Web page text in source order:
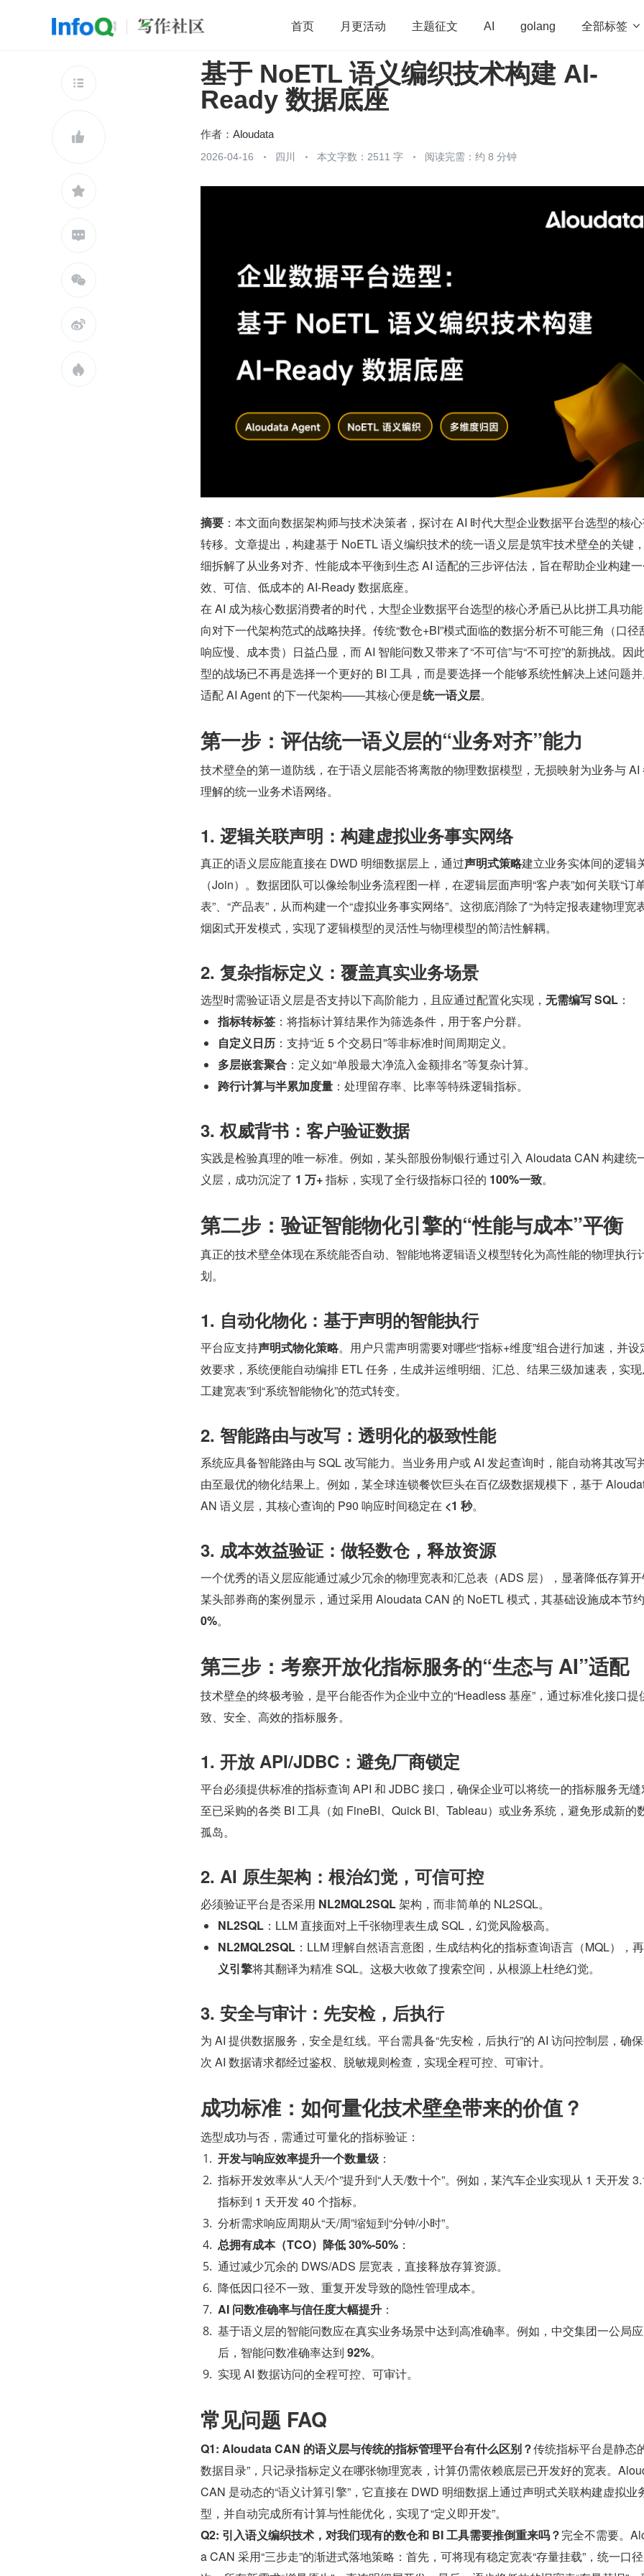
首页 月更活动 主题征文 AI golang 全部标签 
开源 架构 OpenHarmony 算法 学习方法 Web3.0
团队管理 程序员 运维
查看更多







基于 NoETL 语义编织技术构建 AI-
Ready 数据底座
作者： Aloudata
2026-04-16 四川 本文字数：2511 字 阅读完需：约 8 分钟
摘要 ：本文面向数据架构师与技术决策者，探讨在 AI 时代大型企业数据平台选型的核
转移。文章提出，构建基于 NoETL 语义编织技术的统一语义层是筑牢技术壁垒的关键
细拆解了从业务对齐、性能成本平衡到生态 AI 适配的三步评估法，旨在帮助企业构建
效、可信、低成本的 AI-Ready 数据底座。
在 AI 成为核心数据消费者的时代，大型企业数据平台选型的核心矛盾已从比拼工具功
向对下一代架构范式的战略抉择。传统“数仓+BI”模式面临的数据分析不可能三角（口径
响应慢、成本贵）日益凸显，而 AI 智能问数又带来了“不可信”与“不可控”的新挑战。因
型的战场已不再是选择一个更好的 BI 工具，而是要选择一个能够系统性解决上述问题
适配 AI Agent 的下一代架构——其核心便是统一语义层。
第一步：评估统一语义层的“业务对齐”能力
技术壁垒的第一道防线，在于语义层能否将离散的物理数据模型，无损映射为业务与 AI
理解的统一业务术语网络。
1. 逻辑关联声明：构建虚拟业务事实网络
真正的语义层应能直接在 DWD 明细数据层上，通过声明式策略建立业务实体间的逻辑
（Join）。数据团队可以像绘制业务流程图一样，在逻辑层面声明“客户表”如何关联“订
表”、“产品表”，从而构建一个“虚拟业务事实网络”。这彻底消除了“为特定报表建物理宽
烟囱式开发模式，实现了逻辑模型的灵活性与物理模型的简洁性解耦。
2. 复杂指标定义：覆盖真实业务场景
选型时需验证语义层是否支持以下高阶能力，且应通过配置化实现， 无需编写 SQL ：
指标转标签 ：将指标计算结果作为筛选条件，用于客户分群。
自定义日历 ：支持“近 5 个交易日”等非标准时间周期定义。
多层嵌套聚合 ：定义如“单股最大净流入金额排名”等复杂计算。
跨行计算与半累加度量 ：处理留存率、比率等特殊逻辑指标。
3. 权威背书：客户验证数据
实践是检验真理的唯一标准。例如，某头部股份制银行通过引入 Aloudata CAN 构建统
义层，成功沉淀了 1 万+ 指标，实现了全行级指标口径的 100%一致。
第二步：验证智能物化引擎的“性能与成本”平衡
真正的技术壁垒体现在系统能否自动、智能地将逻辑语义模型转化为高性能的物理执行
划。
1. 自动化物化：基于声明的智能执行
平台应支持声明式物化策略。用户只需声明需要对哪些“指标+维度”组合进行加速，并设
效要求，系统便能自动编排 ETL 任务，生成并运维明细、汇总、结果三级加速表，实现
工建宽表”到“系统智能物化”的范式转变。
2. 智能路由与改写：透明化的极致性能
系统应具备智能路由与 SQL 改写能力。当业务用户或 AI 发起查询时，能自动将其改写
由至最优的物化结果上。例如，某全球连锁餐饮巨头在百亿级数据规模下，基于
AN 语义层，其核心查询的 P90 响应时间稳定在 <1 秒。
3. 成本效益验证：做轻数仓，释放资源
一个优秀的语义层应能通过减少冗余的物理宽表和汇总表（ADS 层），显著降低存算
某头部券商的案例显示，通过采用 Aloudata CAN 的 NoETL 模式，其基础设施成本节
0%。
第三步：考察开放化指标服务的“生态与 AI”适配
技术壁垒的终极考验，是平台能否作为企业中立的“Headless 基座”，通过标准化接口提
致、安全、高效的指标服务。
1. 开放 API/JDBC：避免厂商锁定
平台必须提供标准的指标查询 API 和 JDBC 接口，确保企业可以将统一的指标服务无
至已采购的各类 BI 工具（如 FineBI、Quick BI、Tableau）或业务系统，避免形成新的
孤岛。
2. AI 原生架构：根治幻觉，可信可控
必须验证平台是否采用 NL2MQL2SQL 架构，而非简单的 NL2SQL。
NL2SQL ：LLM 直接面对上千张物理表生成 SQL，幻觉风险极高。
NL2MQL2SQL ：LLM 理解自然语言意图，生成结构化的指标查询语言（MQL），
义引擎将其翻译为精准 SQL。这极大收敛了搜索空间，从根源上杜绝幻觉。
3. 安全与审计：先安检，后执行
为 AI 提供数据服务，安全是红线。平台需具备“先安检，后执行”的 AI 访问控制层，确
次 AI 数据请求都经过鉴权、脱敏规则检查，实现全程可控、可审计。
成功标准：如何量化技术壁垒带来的价值？
选型成功与否，需通过可量化的指标验证：
开发与响应效率提升一个数量级 ：
指标开发效率从“人天/个”提升到“人天/数十个”。例如，某汽车企业实现从 1 天开发
指标到 1 天开发 40 个指标。
分析需求响应周期从“天/周”缩短到“分钟/小时”。
总拥有成本（TCO）降低 30%-50% ：
通过减少冗余的 DWS/ADS 层宽表，直接释放存算资源。
降低因口径不一致、重复开发导致的隐性管理成本。
AI 问数准确率与信任度大幅提升 ：
基于语义层的智能问数应在真实业务场景中达到高准确率。例如，中交集团一公局
后，智能问数准确率达到 92%。
实现 AI 数据访问的全程可控、可审计。
常见问题 FAQ
Q1: Aloudata CAN 的语义层与传统的指标管理平台有什么区别？传统指标平台是静态
数据目录”，只记录指标定义在哪张物理宽表，计算仍需依赖底层已开发好的宽表。
CAN 是动态的“语义计算引擎”，它直接在 DWD 明细数据上通过声明式关联构建虚拟业
型，并自动完成所有计算与性能优化，实现了“定义即开发”。
Q2: 引入语义编织技术，对我们现有的数仓和 BI 工具需要推倒重来吗？完全不需要。
a CAN 采用“三步走”的渐进式落地策略：首先，可将现有稳定宽表“存量挂载”，统一口